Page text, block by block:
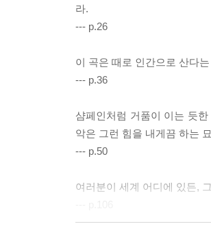
라.
--- p.26
이 곡은 때로 인간으로 산다
--- p.36
샴페인처럼 거품이 이는 듯
악은 그런 힘을 내게끔 하는
--- p.50
여러분이 세계 어디에 있든,